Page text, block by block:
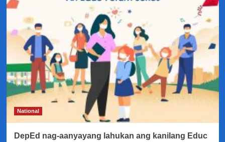
makikiisa
gaganaping
earthquake
drill
sa
Huwebes
National
DepEd nag-aanyayang lahukan ang kanilang Educ